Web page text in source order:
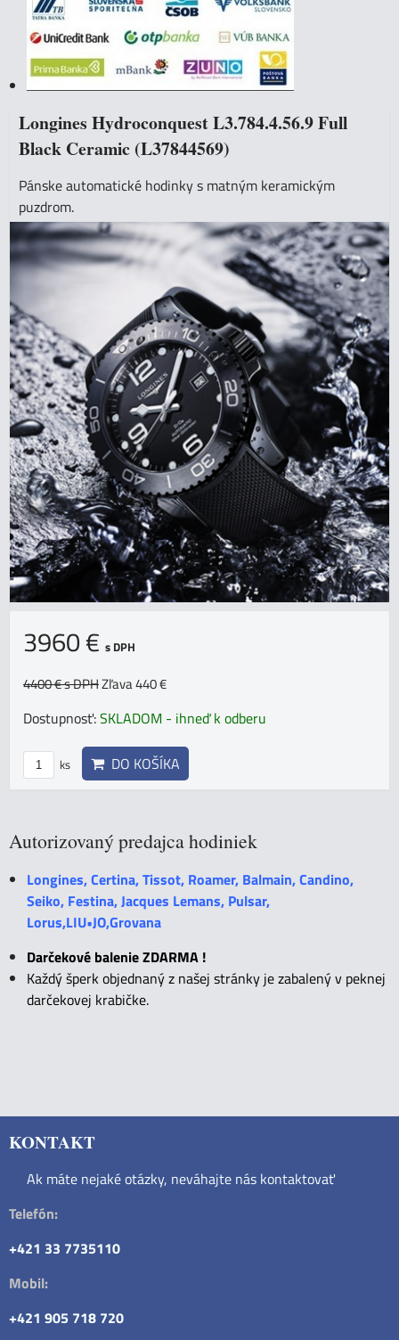
Longines Hydroconquest L3.784.4.56.9 Full
Black Ceramic (L37844569)
Pánske automatické hodinky s matným keramickým
puzdrom.
3960 € s DPH
4400 €s DPHZľava 440 €
Dostupnosť:SKLADOM - ihneď k odberu
ks DO KOŠÍKA
Autorizovaný predajca hodiniek
Longines, Certina, Tissot, Roamer, Balmain, Candino,
Seiko, Festina, Jacques Lemans, Pulsar,
Lorus,LIU•JO,Grovana
Darčekové balenie ZDARMA !
Každý šperk objednaný z našej stránky je zabalený v peknej
darčekovej krabičke.
KONTAKT
Ak máte nejaké otázky, neváhajte nás kontaktovať
Telefón:
+421 33 7735110
Mobil:
+421 905 718 720